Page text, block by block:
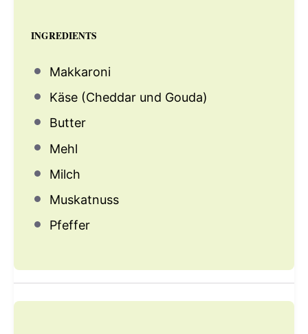
INGREDIENTS
Makkaroni
Käse (Cheddar und Gouda)
Butter
Mehl
Milch
Muskatnuss
Pfeffer